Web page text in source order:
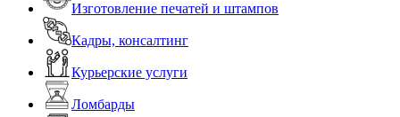
Изготовление печатей и штампов
Кадры, консалтинг
Курьерские услуги
Ломбарды